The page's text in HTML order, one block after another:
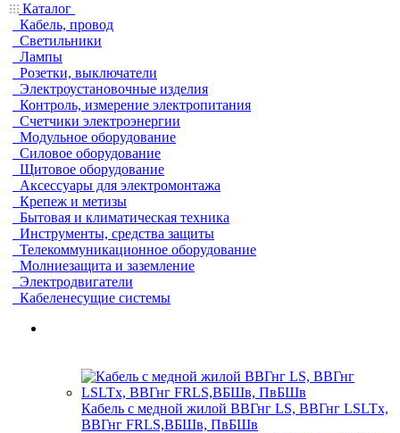
Каталог
Кабель, провод
Светильники
Лампы
Розетки, выключатели
Электроустановочные изделия
Контроль, измерение электропитания
Счетчики электроэнергии
Модульное оборудование
Силовое оборудование
Щитовое оборудование
Аксессуары для электромонтажа
Крепеж и метизы
Бытовая и климатическая техника
Инструменты, средства защиты
Телекоммуникационное оборудование
Молниезащита и заземление
Электродвигатели
Кабеленесущие системы
Кабель с медной жилой ВВГнг LS, ВВГнг LSLTx,
ВВГнг FRLS,ВБШв, ПвБШв